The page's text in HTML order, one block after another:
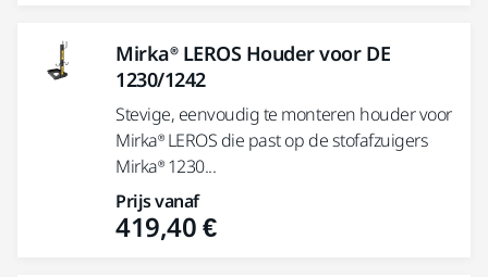
Mirka® LEROS Houder voor DE
1230/1242
Stevige, eenvoudig te monteren houder voor
Mirka® LEROS die past op de stofafzuigers
Mirka® 1230...
Prijs vanaf
419,40 €